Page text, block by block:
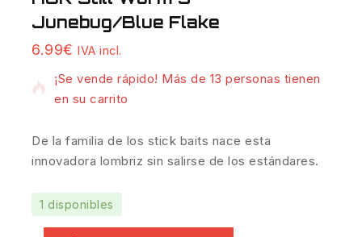
Junebug/Blue Flake
6.99€ IVA incl.
11 productos vendidos en las últimas 2 horas
¡Se vende rápido! Más de 13 personas tienen
en su carrito
De la familia de los stick baits nace esta
innovadora lombriz sin salirse de los estándares.
1 disponibles